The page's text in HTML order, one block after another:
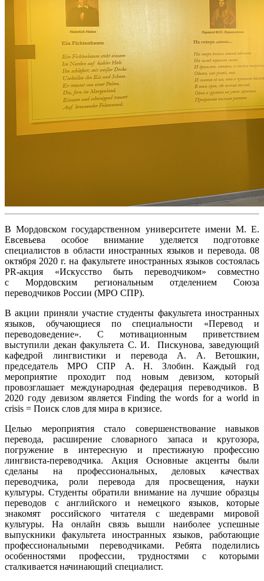
В Мордовском государственном университете имени М. Е.
Евсевьева особое внимание уделяется подготовке
специалистов в области иностранных языков и перевода. 08
октября 2020 г. на факультете иностранных языков состоялась
PR-акция «Искусство быть переводчиком» совместно
с Мордовским региональным отделением Союза
переводчиков России (МРО СПР).
В акции приняли участие студенты факультета иностранных
языков, обучающиеся по специальности «Перевод и
переводоведение». С мотивационным приветствием
выступили декан факультета С. И. Пискунова, заведующий
кафедрой лингвистики и перевода А. А. Ветошкин,
председатель МРО СПР А. Н. Злобин. Каждый год
мероприятие проходит под новым девизом, который
провозглашает международная федерация переводчиков. В
2020 году девизом является Finding the words for a world in
crisis = Поиск слов для мира в кризисе.
Целью мероприятия стало совершенствование навыков
перевода, расширение словарного запаса и кругозора,
погружение в интересную и престижную профессию
лингвиста-переводчика. Акция Основные акценты были
сделаны на профессиональных, деловых качествах
переводчика, роли перевода для просвещения, науки
культуры. Студенты обратили внимание на лучшие образцы
переводов с английского и немецкого языков, которые
знакомят российского читателя с шедеврами мировой
культуры. На онлайн связь вышли наиболее успешные
выпускники факультета иностранных языков, работающие
профессиональными переводчиками. Ребята поделились
особенностями профессии, трудностями с которыми
сталкивается начинающий специалист.